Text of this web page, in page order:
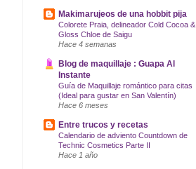
Makimarujeos de una hobbit pija
Colorete Praia, delineador Cold Cocoa &
Gloss Chloe de Saigu
Hace 4 semanas
Blog de maquillaje : Guapa Al
Instante
Guía de Maquillaje romántico para citas
(Ideal para gustar en San Valentín)
Hace 6 meses
Entre trucos y recetas
Calendario de adviento Countdown de
Technic Cosmetics Parte II
Hace 1 año